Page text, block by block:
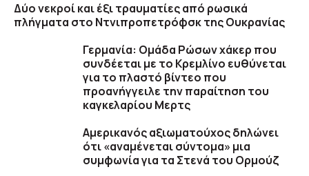
Δύο νεκροί και έξι τραυματίες από ρωσικά
πλήγματα στο Ντνιπροπετρόφσκ της Ουκρανίας
Γερμανία: Ομάδα Ρώσων χάκερ που
συνδέεται με το Κρεμλίνο ευθύνεται
για το πλαστό βίντεο που
προανήγγειλε την παραίτηση του
καγκελαρίου Μερτς
Αμερικανός αξιωματούχος δηλώνει
ότι «αναμένεται σύντομα» μια
συμφωνία για τα Στενά του Ορμούζ